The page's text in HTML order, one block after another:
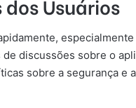
Usuários
discussões sobre o
sobre a segurança